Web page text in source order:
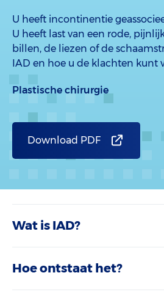
U heeft incontinentie
U heeft last van een rode,
billen, de liezen of de
IAD en hoe u de klachten kunt
Plastische chirurgie
Download PDF
Wat is IAD?
Hoe ontstaat het?